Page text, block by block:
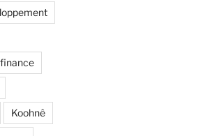
finance
Koohnê